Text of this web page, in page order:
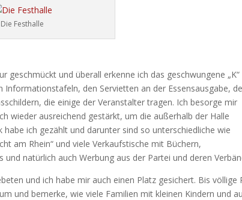
Die Festhalle
und überall erkenne ich das geschwungene „K“
den Servietten an der Essensausgabe,
die einige der Veranstalter tragen. Ich besorge mir
wieder ausreichend gestärkt, um die außerhalb der Halle
ich gezählt und darunter sind so unterschiedliche wie
am Rhein“ und viele Verkaufstische mit Büchern,
natürlich auch Werbung aus der Partei und deren
und ich habe mir auch einen Platz gesichert. Bis völlige
und bemerke, wie viele Familien mit kleinen Kindern und